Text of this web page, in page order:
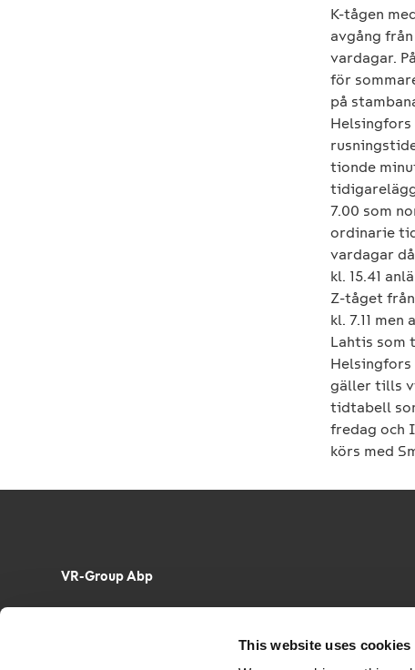
This website uses cookies
K-tågen
avgång
vardagar.
för
på
Helsingfors
tionde
7.00 som
ordinarie
vardagar
kl. 15.41
Z-tåget
kl. 7.11
Lahtis som
Helsingfors
gäller tills
tidtabell
fredag och
körs med
VR-Group Abp